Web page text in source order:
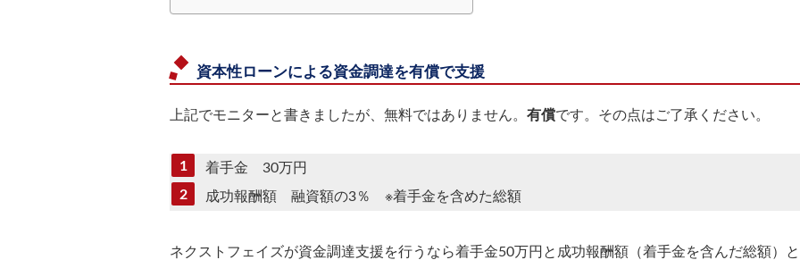
資本性ローンによる資金調達を有償で支援
上記でモニターと書きましたが、無料ではありません。 有償です。その点はご了承ください。
着手金 30万円
成功報酬額 融資額の3％ ※着手金を含めた総額
ネクストフェイズが資金調達支援を行うなら着手金50万円と成功報酬額（着手金を含んだ総額）と